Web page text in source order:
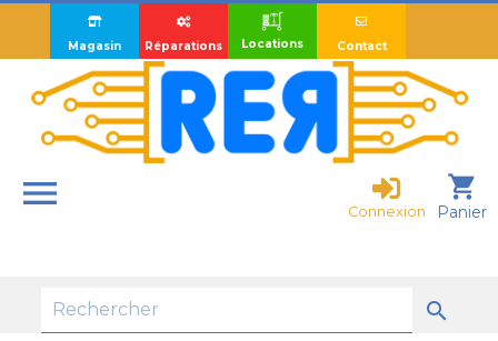
Magasin Réparations Locations Contact
 shopping_cart
Panier
Connexion
